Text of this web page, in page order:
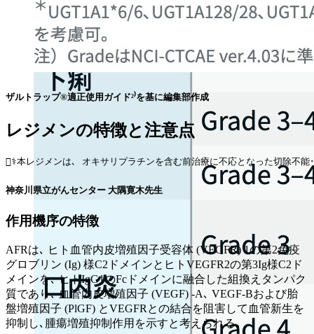
ザルトラップ®適正使用ガイド²⁾を基に編集部作成
レジメンの特徴と注意点
🧑‍⚕️本レジメンは､ オキサリプラチンを含む前治療に不応となった切除
神奈川県立がんセンター 大隅寛木先生
作用機序の特徴
AFRは､ ヒト血管内皮増殖因子受容体 (VEGFR) 1の第2免疫
グロブリン (Ig) 様C2ドメインとヒトVEGFR2の第3Ig様C2ド
メインを､ ヒトIgG1のFcドメインに融合した組換えタンパク
質であり､ 血管内皮増殖因子 (VEGF) -A､ VEGF-Bおよび胎
盤増殖因子 (PlGF) とVEGFRとの結合を阻害して血管新生を
抑制し､腫瘍増殖抑制作用を示すと考えられる｡